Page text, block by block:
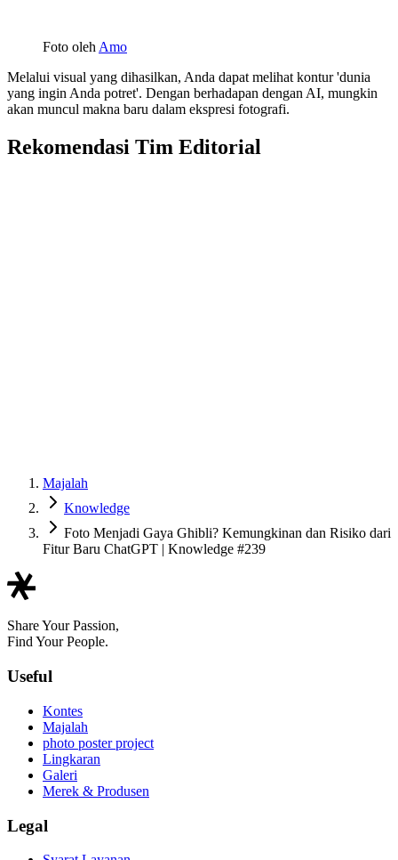
Foto oleh Amo
Melalui visual yang dihasilkan, Anda dapat melihat kontur 'dunia
yang ingin Anda potret'. Dengan berhadapan dengan AI, mungkin
akan muncul makna baru dalam ekspresi fotografi.
Rekomendasi Tim Editorial
Majalah
Knowledge
Foto Menjadi Gaya Ghibli? Kemungkinan dan Risiko dari
Fitur Baru ChatGPT | Knowledge #239
Share Your Passion,
Find Your People.
Useful
Kontes
Majalah
photo poster project
Lingkaran
Galeri
Merek & Produsen
Legal